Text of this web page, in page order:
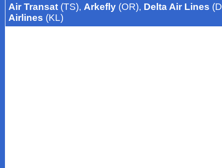
Air Transat (TS), Arkefly (OR), Delta Air Lines
Airlines (KL)